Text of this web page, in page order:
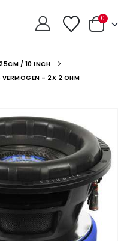
0
25CM / 10 INCH
– 2X 2 OHM